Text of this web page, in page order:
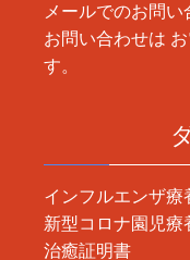
メールでのお問い
お問い合わせは
す。
インフルエンザ療
新型コロナ園児療
治癒証明書